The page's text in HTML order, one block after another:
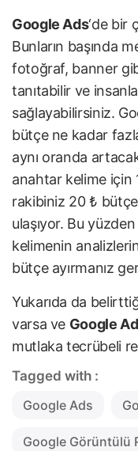
Google Ads‘de bir
Bunların başında
fotoğraf, banner
tanıtabilir ve
sağlayabilirsiniz.
bütçe ne kadar
aynı oranda
anahtar kelime için
rakibiniz 20 ₺
ulaşıyor. Bu
kelimenin
bütçe ayırmanız
Yukarıda da
varsa ve Google
mutlakatecrübeli
Tagged with :
Google Ads
Google Görüntülü